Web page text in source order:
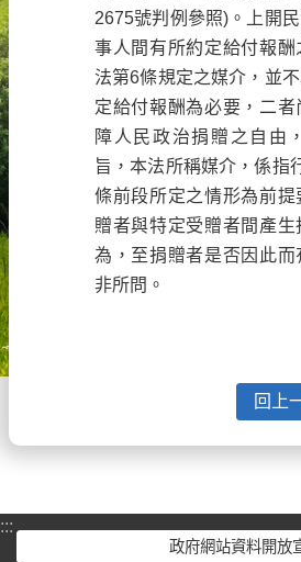
2675號判例參照)。上開
事人間有所約定給付報
法第6條規定之媒介，並
定給付報酬為必要，二
障人民政治捐贈之自由
旨，本法所稱媒介，係指
條前段所定之情形為前
贈者與特定受贈者間產
為，至捐贈者是否因此
非所問。
回上
:::
政府網站資料開放